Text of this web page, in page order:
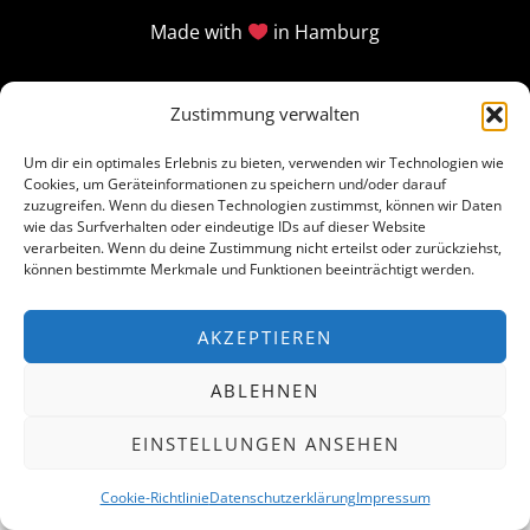
Zustimmung verwalten
Um dir ein optimales Erlebnis zu bieten, verwenden wir Technologien wie
Cookies, um Geräteinformationen zu speichern und/oder darauf
zuzugreifen. Wenn du diesen Technologien zustimmst, können wir Daten
wie das Surfverhalten oder eindeutige IDs auf dieser Website
verarbeiten. Wenn du deine Zustimmung nicht erteilst oder zurückziehst,
können bestimmte Merkmale und Funktionen beeinträchtigt werden.
AKZEPTIEREN
ABLEHNEN
EINSTELLUNGEN ANSEHEN
Cookie-RichtlinieDatenschutzerklärungImpressum
Made with in Hamburg